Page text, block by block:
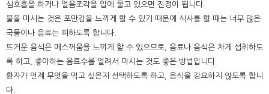
심호흡을 하거나 얼음조각을 입에 물고 있으면 진정이 됩니다.
물을 마시는 것은 포만감을 느끼게 할 수 있기 때문에 식사를 할 때는 너무 많은
국물이나 음료는 피하도록 합니다.
뜨거운 음식은 메스꺼움을 느끼게 할 수 있으므로, 음료나 음식은 차게 섭취하도
록 하고, 좋아하는 음료수를 얼려서 마시는 것도 좋은 방법입니다.
환자가 언제 무엇을 먹고 싶은지 선택하도록 하고, 음식을 강요하지 않도록 합니
다.